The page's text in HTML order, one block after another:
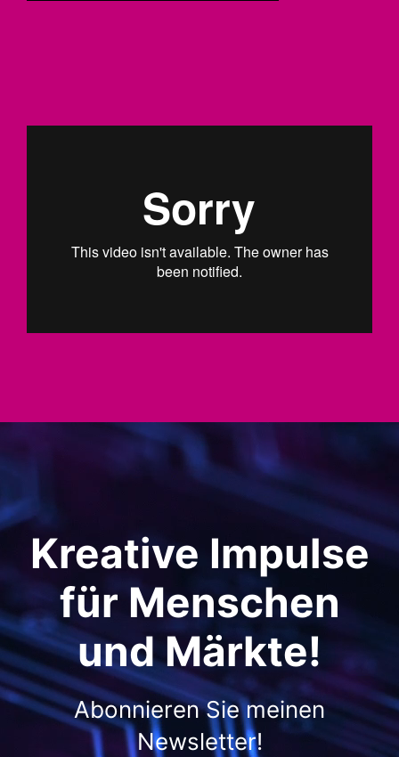
Kreative Impulse
für Menschen
und Märkte!
Abonnieren Sie meinen
Newsletter!